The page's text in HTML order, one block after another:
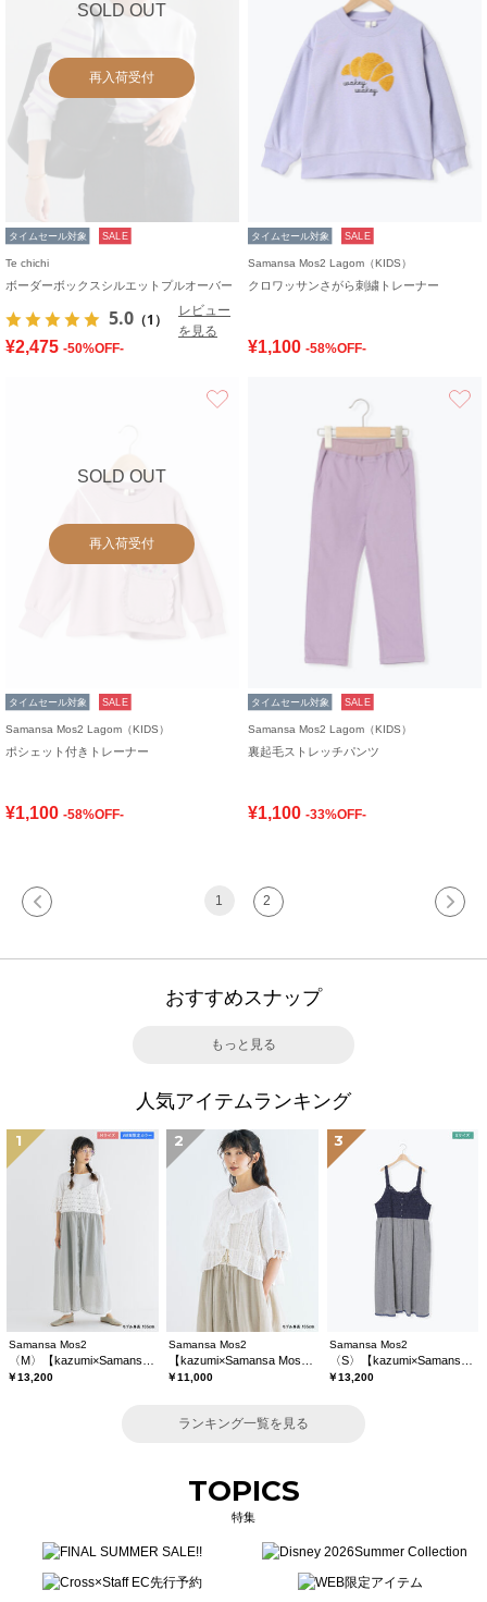
SOLD OUT
再入荷受付
タイムセール対象 SALE
Te chichi
ボーダーボックスシルエットプルオーバー
5.0 （1）
レビュー
を見る
¥2,475 -50%OFF-
タイムセール対象 SALE
Samansa Mos2 Lagom（KIDS）
クロワッサンさがら刺繍トレーナー
¥1,100 -58%OFF-
SOLD OUT
再入荷受付
タイムセール対象 SALE
Samansa Mos2 Lagom（KIDS）
ポシェット付きトレーナー
¥1,100 -58%OFF-
タイムセール対象 SALE
Samansa Mos2 Lagom（KIDS）
裏起毛ストレッチパンツ
¥1,100 -33%OFF-
1 2
おすすめスナップ
もっと見る
人気アイテムランキング
1
Samansa Mos2
￥13,200
2
Samansa Mos2
￥11,000
3
Samansa Mos2
￥13,200
ランキング一覧を見る
TOPICS
特集